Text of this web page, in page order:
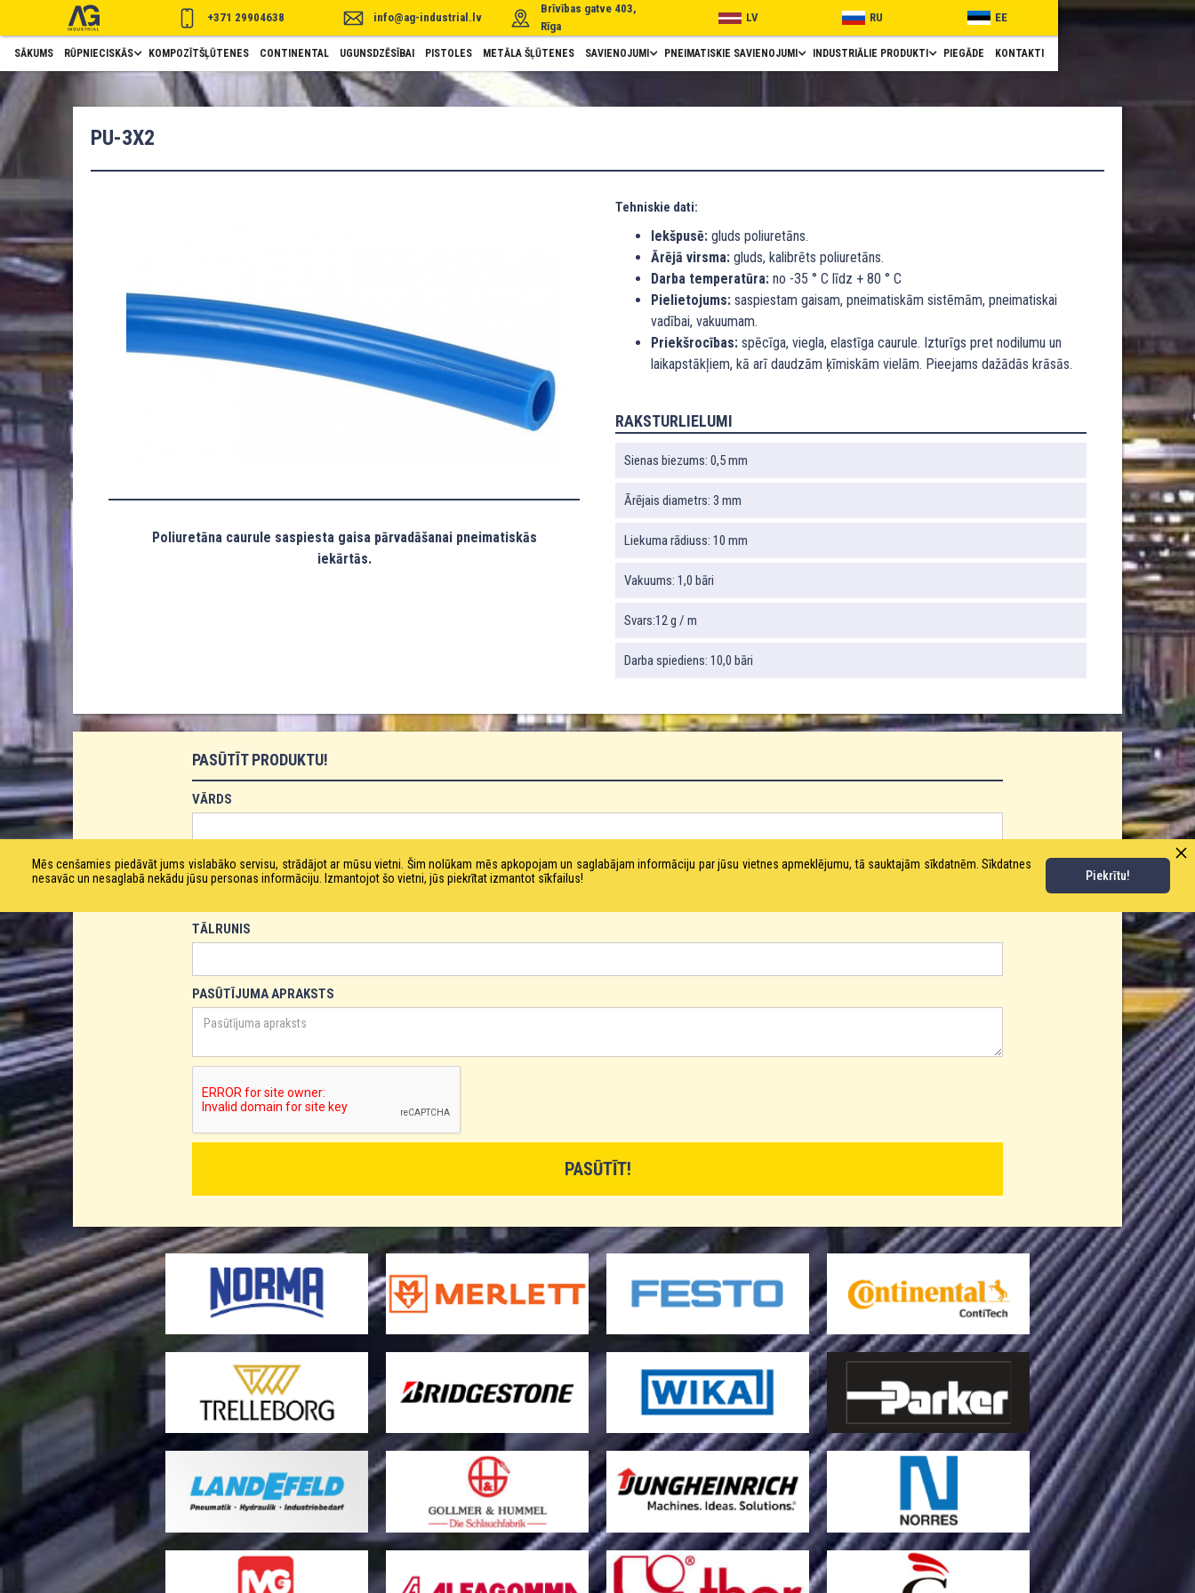
+371 29904638 info@ag-industrial.lv
Brīvības gatve 403,
Rīga
LV RU EE
SĀKUMS RŪPNIECISKĀS KOMPOZĪTŠĻŪTENES CONTINENTAL UGUNSDZĒSĪBAI PISTOLES METĀLA ŠĻŪTENES SAVIENOJUMI PNEIMATISKIE SAVIENOJUMI INDUSTRIĀLIE PRODUKTI PIEGĀDE KONTAKTI
PU-3X2
Poliuretāna caurule saspiesta gaisa pārvadāšanai pneimatiskās
iekārtās.
Tehniskie dati:
Iekšpusē: gluds poliuretāns.
Ārējā virsma: gluds, kalibrēts poliuretāns.
Darba temperatūra: no -35 ° C līdz + 80 ° C
Pielietojums: saspiestam gaisam, pneimatiskām sistēmām, pneimatiskai
vadībai, vakuumam.
Priekšrocības: spēcīga, viegla, elastīga caurule. Izturīgs pret nodilumu un
laikapstākļiem, kā arī daudzām ķīmiskām vielām. Pieejams dažādās krāsās.
RAKSTURLIELUMI
Sienas biezums: 0,5 mm
Ārējais diametrs: 3 mm
Liekuma rādiuss: 10 mm
Vakuums: 1,0 bāri
Svars:12 g / m
Darba spiediens: 10,0 bāri
PASŪTĪT PRODUKTU!
VĀRDS
E-PASTS
TĀLRUNIS
PASŪTĪJUMA APRAKSTS
Mēs cenšamies piedāvāt jums vislabāko servisu, strādājot ar mūsu vietni. Šim nolūkam mēs apkopojam un saglabājam informāciju par jūsu vietnes apmeklējumu, tā sauktajām sīkdatnēm. Sīkdatnes
nesavāc un nesaglabā nekādu jūsu personas informāciju. Izmantojot šo vietni, jūs piekrītat izmantot sīkfailus!
Piekrītu!